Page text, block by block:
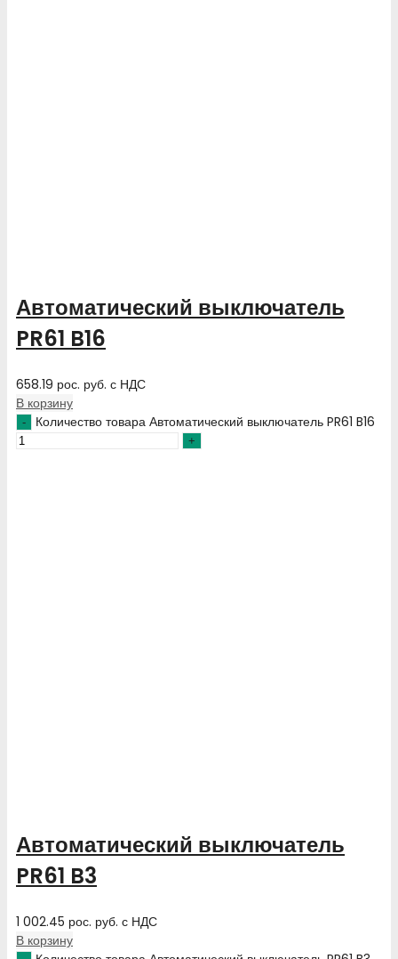
Автоматический выключатель
PR61 B16
658.19 рос. руб. с НДС
В корзину
Количество товара Автоматический выключатель PR61 B16
Автоматический выключатель
PR61 B3
1 002.45 рос. руб. с НДС
В корзину